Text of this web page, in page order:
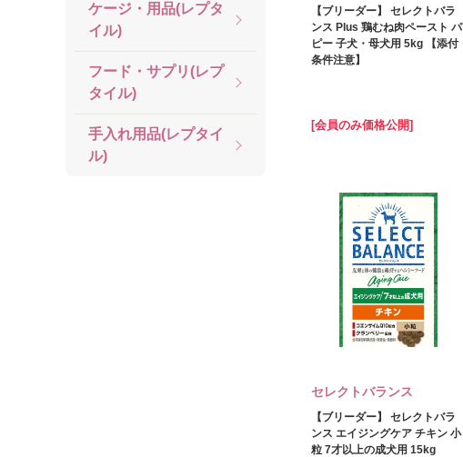
ケージ・用品(レプタ
イル)
フード・サプリ(レプ
タイル)
手入れ用品(レプタイ
ル)
【ブリーダー】 セレクトバラ
ンス Plus 鶏むね肉ペースト パ
ピー 子犬・母犬用 5kg 【添付
条件注意】
[会員のみ価格公開]
セレクトバランス
【ブリーダー】 セレクトバラ
ンス エイジングケア チキン 小
粒 7才以上の成犬用 15kg